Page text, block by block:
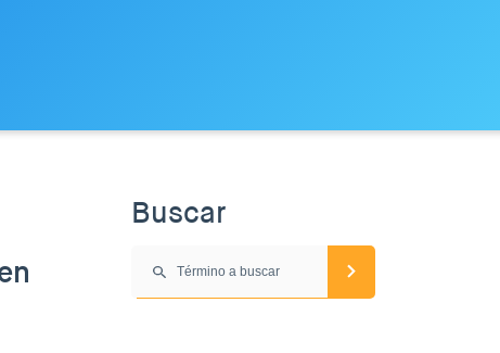
Buscar